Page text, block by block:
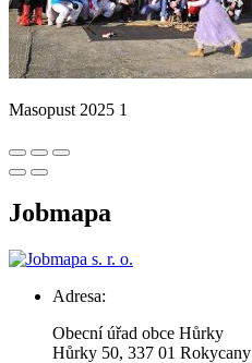
Masopust 2025 1
Jobmapa
Adresa:
Obecní úřad obce Hůrky
Hůrky 50, 337 01 Rokycany